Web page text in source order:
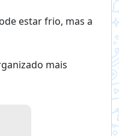
estar frio, mas a
mais